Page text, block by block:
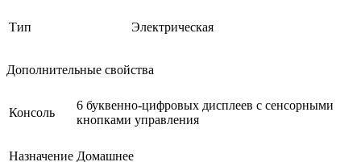
Тип Электрическая
Дополнительные свойства
Консоль
6 буквенно-цифровых дисплеев с сенсорными
кнопками управления
Назначение Домашнее